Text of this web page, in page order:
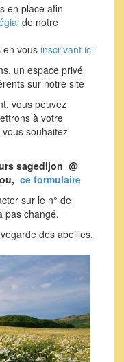
en place afin
de notre
en vous inscrivant ici
un espace privé
sur notre site
vous pouvez
à votre
souhaitez
sagedijon @
ou, ce formulaire
sur le n° de
pas changé.
des abeilles.